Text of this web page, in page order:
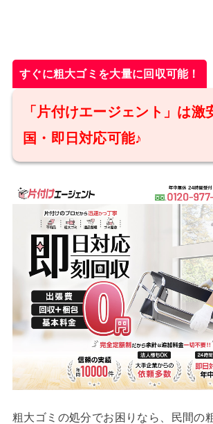
すぐに粗大ゴミを大量に回収可能！
「片付けエージェント」は激
国・即日対応可能♪
粗大ゴミの処分でお困りなら、民間の